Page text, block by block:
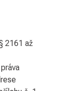
2161 až